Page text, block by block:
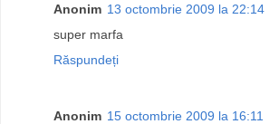
Anonim 13 octombrie 2009 la 22:14
super marfa
Răspundeți
Anonim 15 octombrie 2009 la 16:11